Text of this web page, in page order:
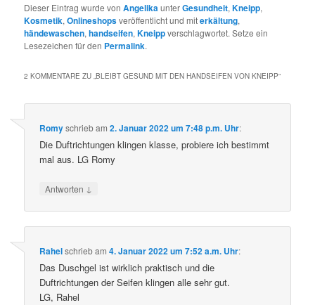
Dieser Eintrag wurde vonAngelika unterGesundheit,Kneipp,
Kosmetik,Onlineshopsveröffentlicht und miterkältung,
händewaschen,handseifen,Kneippverschlagwortet. Setze ein
Lesezeichen für den Permalink.
2 KOMMENTARE ZU „BLEIBT GESUND MIT DEN HANDSEIFEN VON KNEIPP“
Romyschriebam2. Januar 2022 um 7:48 p.m. Uhr:
Die Duftrichtungen klingen klasse, probiere ich bestimmt
mal aus. LG Romy
Antworten ↓
Rahelschriebam4. Januar 2022 um 7:52 a.m. Uhr:
Das Duschgel ist wirklich praktisch und die
Duftrichtungen der Seifen klingen alle sehr gut.
LG, Rahel